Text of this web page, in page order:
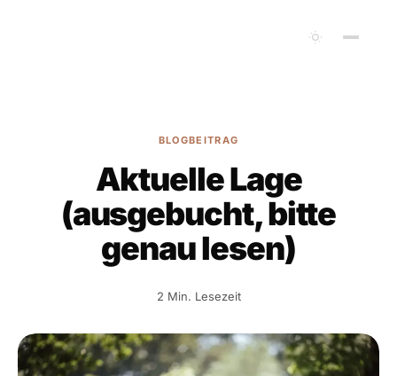
BLOGBEITRAG
Aktuelle Lage
(ausgebucht, bitte
genau lesen)
2 Min. Lesezeit